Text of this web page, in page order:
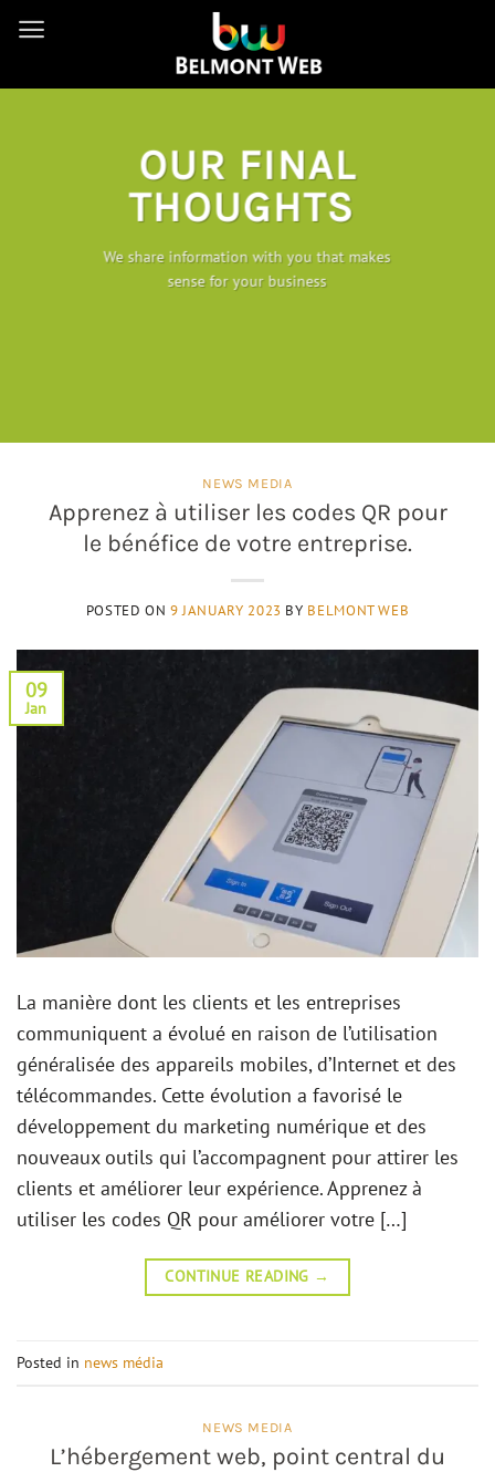
Skip
OUR FINAL
THOUGHTS
We share information with you that makes
sense for your business
NEWS MEDIA
Apprenez à utiliser les codes QR pour
le bénéfice de votre entreprise.
POSTED ON 9 JANUARY 2023 BY BELMONT WEB
09
Jan
La manière dont les clients et les entreprises
communiquent a évolué en raison de l’utilisation
généralisée des appareils mobiles, d’Internet et des
télécommandes. Cette évolution a favorisé le
développement du marketing numérique et des
nouveaux outils qui l’accompagnent pour attirer les
clients et améliorer leur expérience. Apprenez à
utiliser les codes QR pour améliorer votre […]
CONTINUE READING →
Posted in news média
NEWS MEDIA
L’hébergement web, point central du